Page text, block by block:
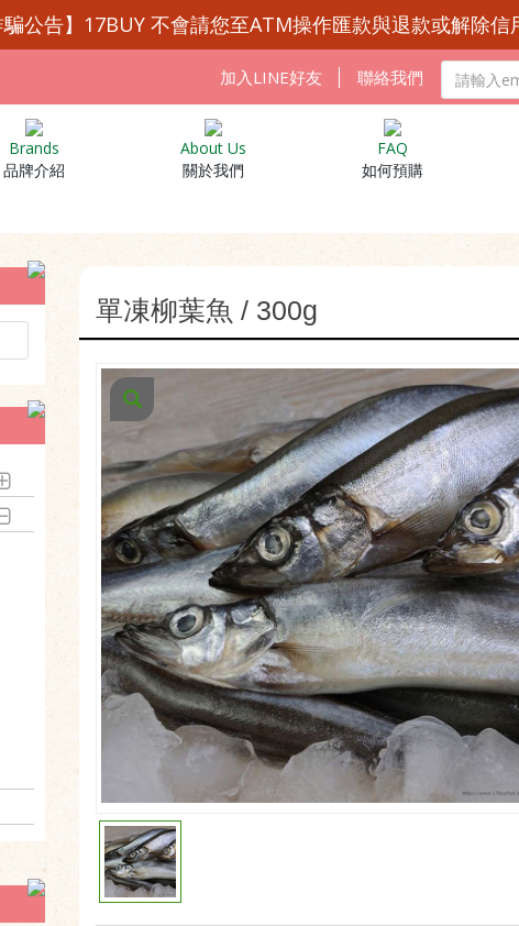
騙公告】17BUY 不會請您至ATM操作匯款與退款或解除信
加入LINE好友 聯絡我們
Brands
品牌介紹
About Us
關於我們
FAQ
如何預購
單凍柳葉魚 / 300g